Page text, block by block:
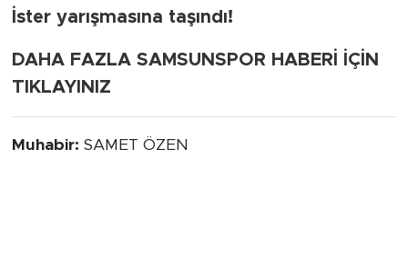
İster yarışmasına taşındı!
DAHA FAZLA SAMSUNSPOR HABERİ İÇİN
TIKLAYINIZ
Muhabir: SAMET ÖZEN